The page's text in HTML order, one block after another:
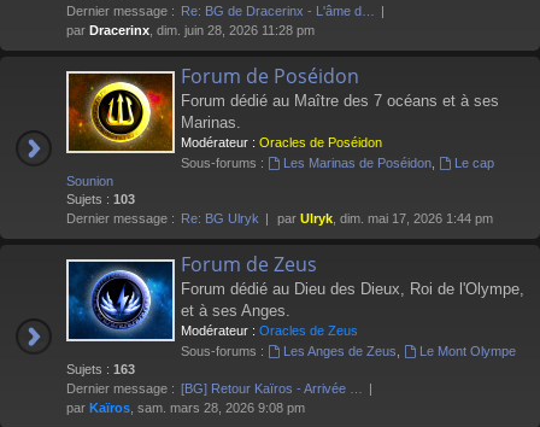
Dernier message : Re: BG de Dracerinx - L'âme d…
par Dracerinx , dim. juin 28, 2026 11:28 pm
Forum de Poséidon
Forum dédié au Maître des 7 océans et à ses
Marinas.
Modérateur : Oracles de Poséidon
Sous-forums :
Les Marinas de Poséidon,
Le cap
Sounion
Sujets : 103
Dernier message : Re: BG Ulryk par Ulryk , dim. mai 17, 2026 1:44 pm
Forum de Zeus
Forum dédié au Dieu des Dieux, Roi de l'Olympe,
et à ses Anges.
Modérateur : Oracles de Zeus
Sous-forums :
Les Anges de Zeus
Le Mont Olympe
Sujets : 163
Dernier message : [BG] Retour Kaïros - Arrivée …
par Kaïros , sam. mars 28, 2026 9:08 pm